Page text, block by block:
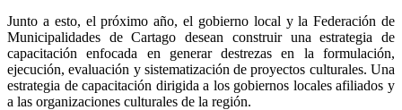
Junto a esto, el próximo año, el gobierno local y la Federación de
Municipalidades de Cartago desean construir una estrategia de
capacitación enfocada en generar destrezas en la formulación,
ejecución, evaluación y sistematización de proyectos culturales. Una
estrategia de capacitación dirigida a los gobiernos locales afiliados y
a las organizaciones culturales de la región.